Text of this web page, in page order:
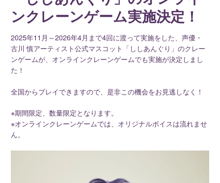
ンクレーンゲーム実施決定！
2025年11月～2026年4月まで4回に渡って実施をした、声優・
古川 慎アーティスト公式マスコット「ししあんぐり」のクレー
ンゲームが、オンラインクレーンゲームでも実施が決定しまし
た！
全国からプレイできますので、是非この機会をお見逃しなく！
※期間限定、数量限定となります。
※オンラインクレーンゲームでは、オリジナルボイスは流れませ
ん。